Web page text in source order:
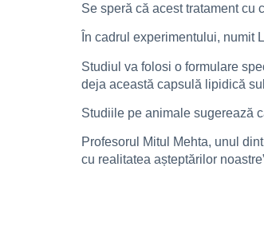
Se speră că acest tratament cu
În cadrul experimentului, numit
Studiul va folosi o formulare
deja această capsulă lipidică
Studiile pe animale sugerează
Profesorul Mitul Mehta, unul
cu realitatea așteptărilor